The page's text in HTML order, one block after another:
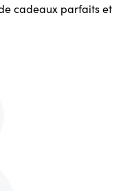
cadeaux parfaits et